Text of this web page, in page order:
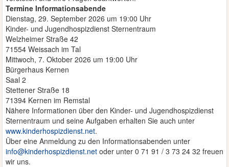
Termine Informationsabende
Dienstag, 29. September 2026 um 19:00 Uhr
Kinder- und Jugendhospizdienst Sternentraum
Welzheimer Straße 42
71554 Weissach im Tal
Mittwoch, 7. Oktober 2026 um 19:00 Uhr
Bürgerhaus Kernen
Saal 2
Stettener Straße 18
71394 Kernen im Remstal
Nähere Informationen über den Kinder- und Jugendhospizdienst
Sternentraum und seine Aufgaben erhalten Sie auch unter
www.kinderhospizdienst.net.
Über eine Anmeldung zu den Informationsabenden unter
info@kinderhospizdienst.netoder unter 0 71 91 / 3 73 24 32 freuen
wir uns.